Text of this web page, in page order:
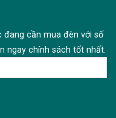
đang cần mua đèn với số
ngay chính sách tốt nhất.